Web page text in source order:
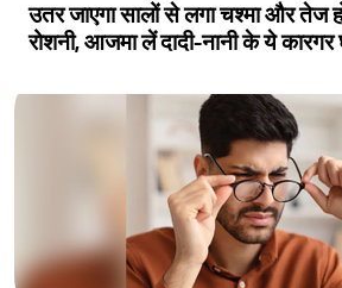
उतर जाएगा सालों से लगा चश्मा और तेज
रोशनी, आजमा लें दादी-नानी के ये